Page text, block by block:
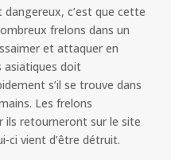
c’est que cette
frelons dans un
et attaquer en
asiatiques doit
s’il se trouve dans
Les frelons
ils retourneront sur le site
ci vient d’être détruit.